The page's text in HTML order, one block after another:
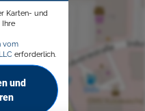
Karten- und
Ihre
vom
erforderlich.
und